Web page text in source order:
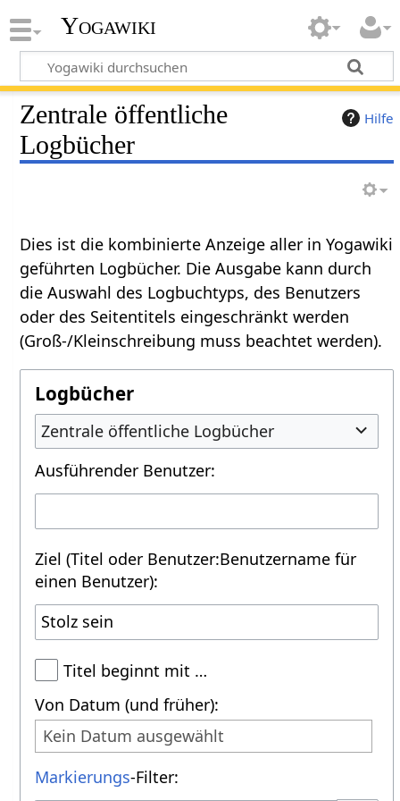
Yogawiki
Hilfe
Zentrale öffentliche
Logbücher
Dies ist die kombinierte Anzeige aller in Yogawiki
geführten Logbücher. Die Ausgabe kann durch
die Auswahl des Logbuchtyps, des Benutzers
oder des Seitentitels eingeschränkt werden
(Groß-/Kleinschreibung muss beachtet werden).
Logbücher
Zentrale öffentliche Logbücher
Ausführender Benutzer:
Ziel (Titel oder Benutzer:Benutzername für
einen Benutzer):
Titel beginnt mit …
Von Datum (und früher):
Kein Datum ausgewählt
Markierungs-Filter: